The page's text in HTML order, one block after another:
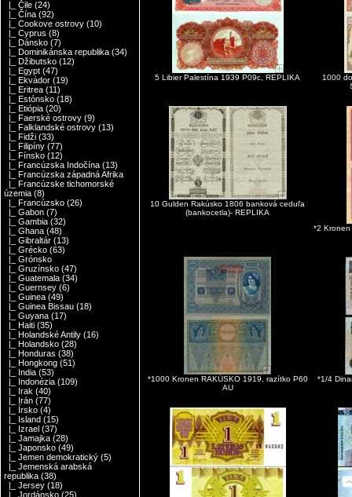
|_ Čile (24)
|_ Čína (92)
|_ Cookove ostrovy (10)
|_ Cyprus (8)
|_ Dánsko (7)
|_ Dominikánska republika (34)
|_ Džibutsko (12)
|_ Egypt (47)
|_ Ekvádor (19)
|_ Eritrea (11)
|_ Estónsko (18)
|_ Etiópia (20)
|_ Faerské ostrovy (9)
|_ Falklandské ostrovy (13)
|_ Fidži (33)
|_ Filipíny (77)
|_ Fínsko (12)
|_ Francúzska Indočína (13)
|_ Francúzska západná Afrika
|_ Francúzske tichomorské
územia (8)
|_ Francúzsko (26)
|_ Gabon (7)
|_ Gambia (32)
|_ Ghana (48)
|_ Gibraltár (13)
|_ Grécko (63)
|_ Grónsko
|_ Gruzínsko (47)
|_ Guatemala (34)
|_ Guernsey (6)
|_ Guinea (49)
|_ Guinea Bissau (18)
|_ Guyana (17)
|_ Haiti (35)
|_ Holandské Antily (16)
|_ Holandsko (28)
|_ Honduras (38)
|_ Hongkong (51)
|_ India (53)
|_ Indonézia (109)
|_ Irak (40)
|_ Irán (77)
|_ Írsko (4)
|_ Island (15)
|_ Izrael (37)
|_ Jamajka (28)
|_ Japonsko (49)
|_ Jemen demokratický (5)
|_ Jemenská arabská
republika (38)
|_ Jersey (18)
|_ Jordánsko (25)
5 Libier Palestína 1939 P09c, REPLIKA
1000
10 Gulden Rakúsko 1806 banková ceduľa
(bankocetla)- REPLIKA
*2 Kronen
*1000 Kronen RAKÚSKO 1919, razítko P60
AU
*1/4